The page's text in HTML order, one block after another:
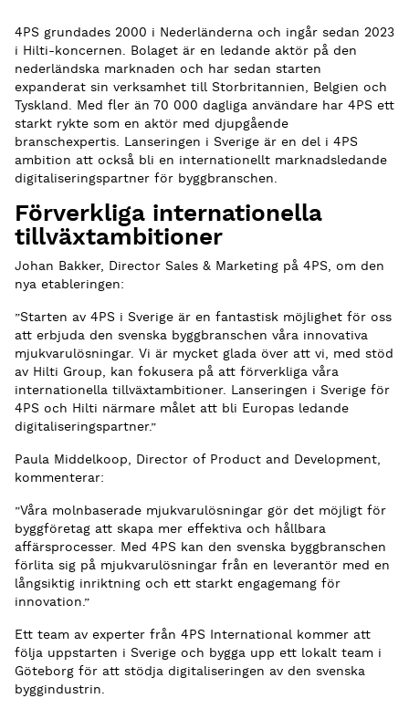
4PS grundades 2000 i Nederländerna och ingår sedan 2023
i Hilti-koncernen. Bolaget är en ledande aktör på den
nederländska marknaden och har sedan starten
expanderat sin verksamhet till Storbritannien, Belgien och
Tyskland. Med fler än 70 000 dagliga användare har 4PS ett
starkt rykte som en aktör med djupgående
branschexpertis. Lanseringen i Sverige är en del i 4PS
ambition att också bli en internationellt marknadsledande
digitaliseringspartner för byggbranschen.
Förverkliga internationella
tillväxtambitioner
Johan Bakker, Director Sales & Marketing på 4PS, om den
nya etableringen: ­­
”Starten av 4PS i Sverige är en fantastisk möjlighet för oss
att erbjuda den svenska byggbranschen våra innovativa
mjukvarulösningar. Vi är mycket glada över att vi, med stöd
av Hilti Group, kan fokusera på att förverkliga våra
internationella tillväxtambitioner. Lanseringen i Sverige för
4PS och Hilti närmare målet att bli Europas ledande
digitaliseringspartner.”
Paula Middelkoop, Director of Product and Development,
kommenterar:
”Våra molnbaserade mjukvarulösningar gör det möjligt för
byggföretag att skapa mer effektiva och hållbara
affärsprocesser. Med 4PS kan den svenska byggbranschen
förlita sig på mjukvarulösningar från en leverantör med en
långsiktig inriktning och ett starkt engagemang för
innovation.”
Ett team av experter från 4PS International kommer att
följa uppstarten i Sverige och bygga upp ett lokalt team i
Göteborg för att stödja digitaliseringen av den svenska
byggindustrin.